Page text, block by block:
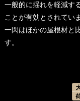
一般的に揺れを軽減す
ことが有効とされてい
一閃はほかの屋根材と
す。